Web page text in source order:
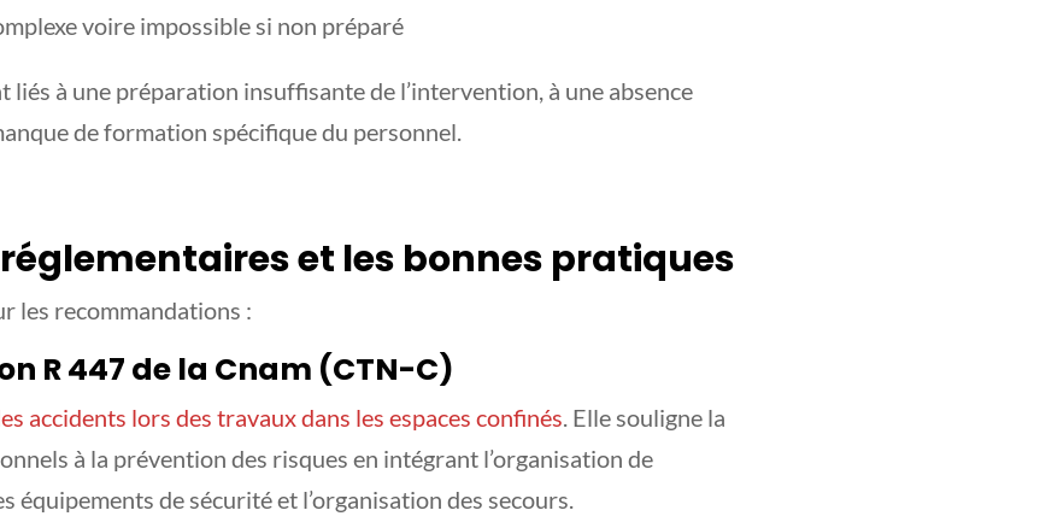
voire impossible si non préparé
liés à une préparation insuffisante de l’intervention, à une absence
de formation spécifique du personnel.
et les bonnes pratiques
les recommandations :
R 447 de la Cnam (CTN-C)
accidents lors des travaux dans les espaces confinés. Elle souligne la
à la prévention des risques en intégrant l’organisation de
équipements de sécurité et l’organisation des secours.